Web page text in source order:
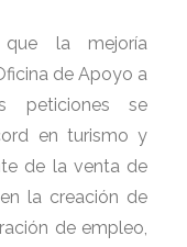
la mejoría
de Apoyo a
peticiones se
en turismo y
de la venta de
la creación de
de empleo,